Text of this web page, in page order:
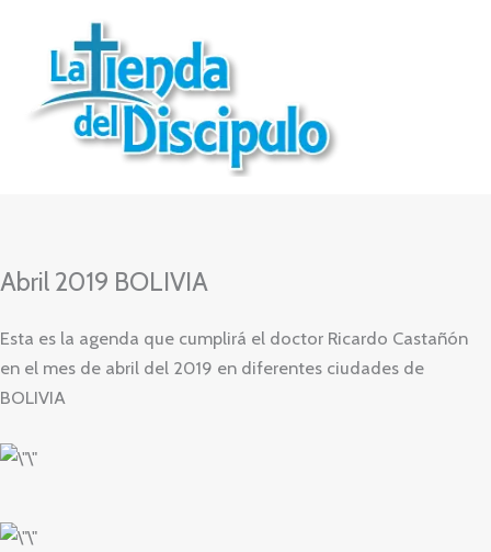
contenido
Abril 2019 BOLIVIA
Esta es la agenda que cumplirá el doctor Ricardo Castañón
en el mes de abril del 2019 en diferentes ciudades de
BOLIVIA